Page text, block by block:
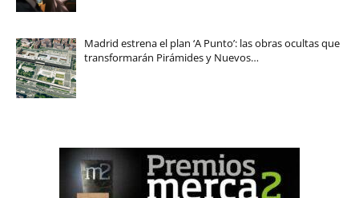
Madrid estrena el plan ‘A Punto’: las obras ocultas que
transformarán Pirámides y Nuevos…